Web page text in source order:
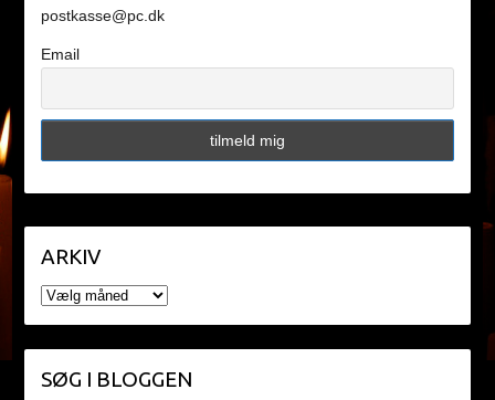
postkasse@pc.dk
Email
ARKIV
ARKIV
SØG I BLOGGEN